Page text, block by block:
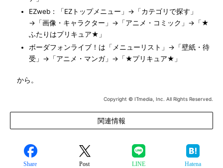
EZweb：「EZトップメニュー」→「カテゴリで探す」
→「画像・キャラクター」→「アニメ・コミック」→「★
ふたりはプリキュア★」
ボーダフォンライブ！は「メニューリスト」→「壁紙・待
受」→「アニメ・マンガ」→「★プリキュア★」
から。
Copyright © ITmedia, Inc. All Rights Reserved.
関連情報
Share Post LINE Hatena